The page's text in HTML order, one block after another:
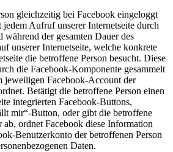
gleichzeitig bei Facebook eingeloggt
Aufruf unserer Internetseite durch
während der gesamten Dauer des
unserer Internetseite, welche konkrete
die betroffene Person besucht. Diese
die Facebook-Komponente gesammelt
jeweiligen Facebook-Account der
Betätigt die betroffene Person einen
integrierten Facebook-Buttons,
mir“-Button, oder gibt die betroffene
ab, ordnet Facebook diese Information
Benutzerkonto der betroffenen Person
Daten.